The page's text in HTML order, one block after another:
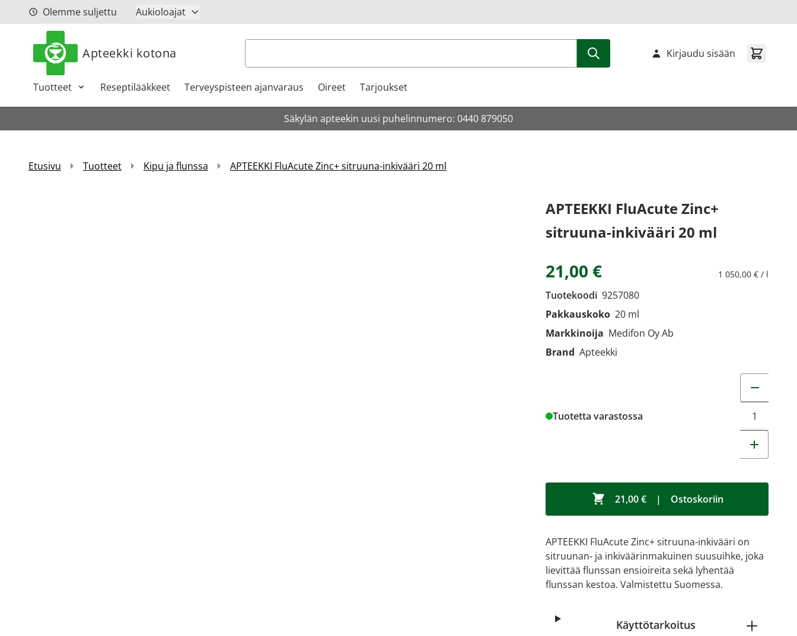
Siirry sisältöönOlemme suljettu Aukioloajat
Apteekki kotona Haku
Tuotteet Reseptilääkkeet Terveyspisteen ajanvaraus Oireet Tarjoukset
Kirjaudu sisään
Säkylän apteekin uusi puhelinnumero: 0440 879050
Etusivu Tuotteet Kipu ja flunssa APTEEKKI FluAcute Zinc+ sitruuna-inkivääri 20 ml
APTEEKKI FluAcute Zinc+
sitruuna-inkivääri 20 ml
21,00 € 1 050,00 € / l
Tuotekoodi 9257080
Pakkauskoko 20 ml
Markkinoija Medifon Oy Ab
Brand Apteekki
Tuotetta varastossa
21,00 € | Ostoskoriin
APTEEKKI FluAcute Zinc+ sitruuna-inkivääri on
sitruunan- ja inkiväärinmakuinen suusuihke, joka
lievittää flunssan ensioireita sekä lyhentää
flunssan kestoa. Valmistettu Suomessa.
Käyttötarkoitus